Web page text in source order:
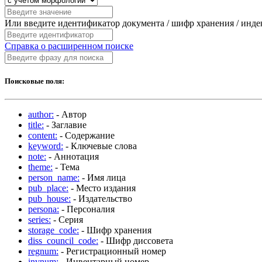
Или введите идентификатор документа / шифр хранения /
Справка о расширенном поиске
Поисковые поля:
author: - Автор
title: - Заглавие
content: - Содержание
keyword: - Ключевые слова
note: - Аннотация
theme: - Тема
person_name: - Имя лица
pub_place: - Место издания
pub_house: - Издательство
persona: - Персоналия
series: - Серия
storage_code: - Шифр хранения
diss_council_code: - Шифр диссовета
regnum: - Регистрационный номер